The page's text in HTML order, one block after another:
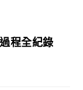
程全紀錄